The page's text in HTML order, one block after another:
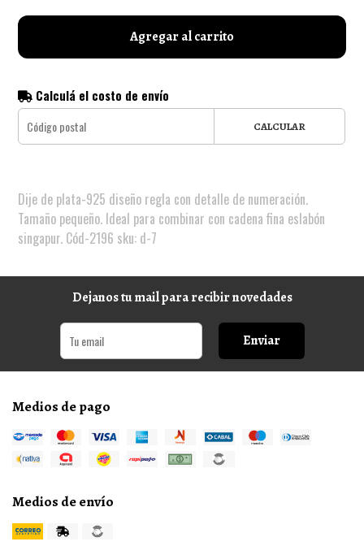
Agregar al carrito
Calculá el costo de envío
CALCULAR
Dije de plata-925 diseño regla con detalle de numeración.
Tamaño pequeño. Ideal para combinar con cadena fina eslabón
singapur. Cód-2196 sku: d-7
Dejanos tu mail para recibir novedades
Enviar
Medios de pago
Medios de envío